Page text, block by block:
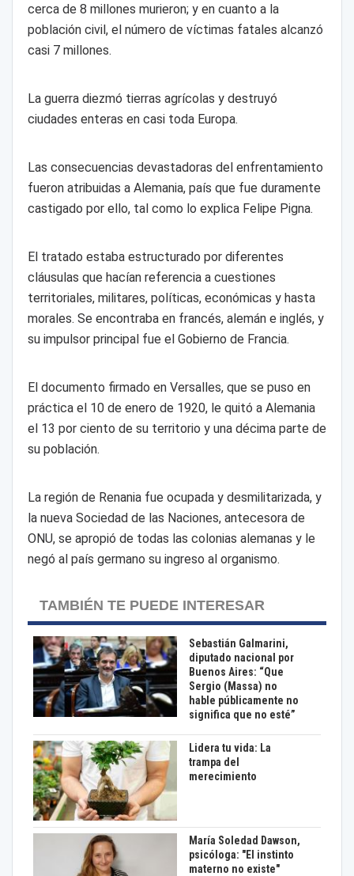
cerca de 8 millones murieron; y en cuanto a la
población civil, el número de víctimas fatales alcanzó
casi 7 millones.
La guerra diezmó tierras agrícolas y destruyó
ciudades enteras en casi toda Europa.
Las consecuencias devastadoras del enfrentamiento
fueron atribuidas a Alemania, país que fue duramente
castigado por ello, tal como lo explica Felipe Pigna.
El tratado estaba estructurado por diferentes
cláusulas que hacían referencia a cuestiones
territoriales, militares, políticas, económicas y hasta
morales. Se encontraba en francés, alemán e inglés, y
su impulsor principal fue el Gobierno de Francia.
El documento firmado en Versalles, que se puso en
práctica el 10 de enero de 1920, le quitó a Alemania
el 13 por ciento de su territorio y una décima parte de
su población.
La región de Renania fue ocupada y desmilitarizada, y
la nueva Sociedad de las Naciones, antecesora de
ONU, se apropió de todas las colonias alemanas y le
negó al país germano su ingreso al organismo.
TAMBIÉN TE PUEDE INTERESAR
Sebastián Galmarini,
diputado nacional por
Buenos Aires: “Que
Sergio (Massa) no
hable públicamente no
significa que no esté”
Lidera tu vida: La
trampa del
merecimiento
María Soledad Dawson,
psicóloga: "El instinto
materno no existe"